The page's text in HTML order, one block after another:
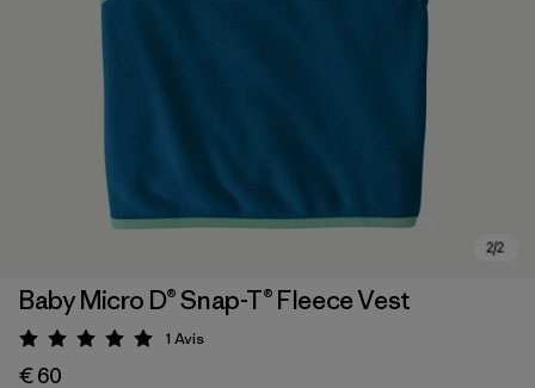
Baby Micro D® Snap-T® Fleece Vest
Évaluation: 5 / 5
1 Avis
€ 60